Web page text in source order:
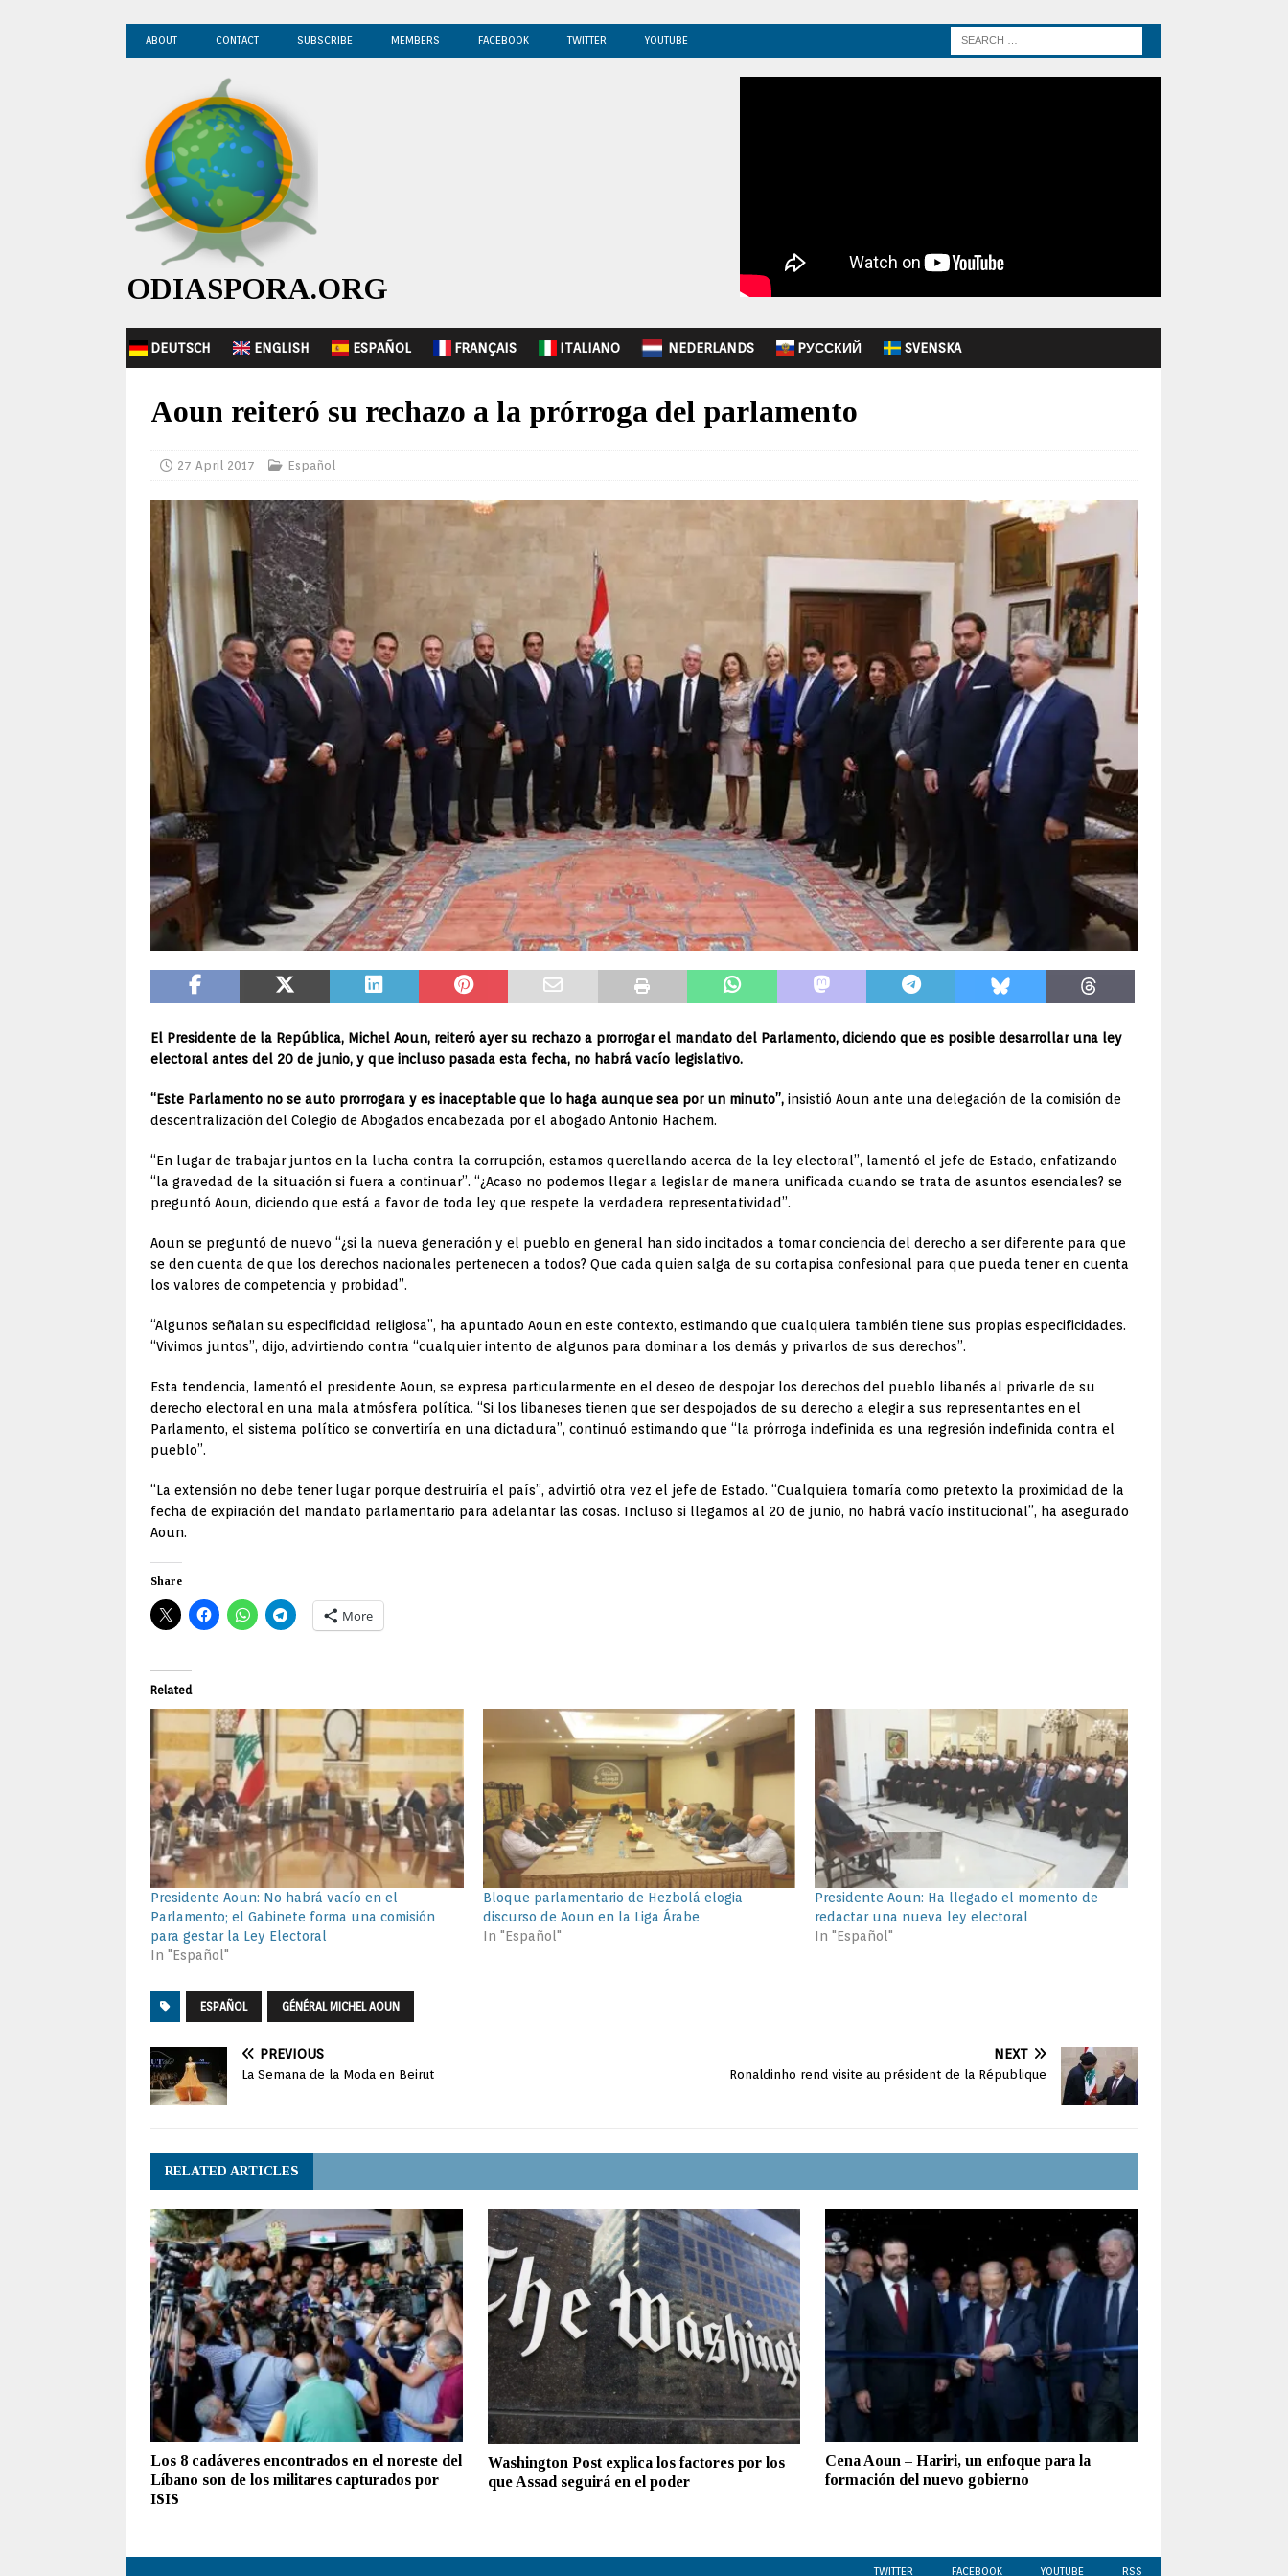
ABOUT CONTACT SUBSCRIBE MEMBERS FACEBOOK TWITTER YOUTUBE
ODIASPORA.ORG
DEUTSCH ENGLISH ESPAÑOL FRANÇAIS ITALIANO NEDERLANDS PУССКИЙ SVENSKA
Aoun reiteró su rechazo a la prórroga del parlamento
27 April 2017 Español
El Presidente de la República, Michel Aoun, reiteró ayer su rechazo a prorrogar el mandato del Parlamento, diciendo que es posible desarrollar una ley
electoral antes del 20 de junio, y que incluso pasada esta fecha, no habrá vacío legislativo.
“Este Parlamento no se auto prorrogara y es inaceptable que lo haga aunque sea por un minuto”, insistió Aoun ante una delegación de la comisión de
descentralización del Colegio de Abogados encabezada por el abogado Antonio Hachem.
“En lugar de trabajar juntos en la lucha contra la corrupción, estamos querellando acerca de la ley electoral”, lamentó el jefe de Estado, enfatizando
“la gravedad de la situación si fuera a continuar”. “¿Acaso no podemos llegar a legislar de manera unificada cuando se trata de asuntos esenciales? se
preguntó Aoun, diciendo que está a favor de toda ley que respete la verdadera representatividad”.
Aoun se preguntó de nuevo “¿si la nueva generación y el pueblo en general han sido incitados a tomar conciencia del derecho a ser diferente para que
se den cuenta de que los derechos nacionales pertenecen a todos? Que cada quien salga de su cortapisa confesional para que pueda tener en cuenta
los valores de competencia y probidad”.
“Algunos señalan su especificidad religiosa”, ha apuntado Aoun en este contexto, estimando que cualquiera también tiene sus propias especificidades.
“Vivimos juntos”, dijo, advirtiendo contra “cualquier intento de algunos para dominar a los demás y privarlos de sus derechos”.
Esta tendencia, lamentó el presidente Aoun, se expresa particularmente en el deseo de despojar los derechos del pueblo libanés al privarle de su
derecho electoral en una mala atmósfera política. “Si los libaneses tienen que ser despojados de su derecho a elegir a sus representantes en el
Parlamento, el sistema político se convertiría en una dictadura”, continuó estimando que “la prórroga indefinida es una regresión indefinida contra el
pueblo”.
“La extensión no debe tener lugar porque destruiría el país”, advirtió otra vez el jefe de Estado. “Cualquiera tomaría como pretexto la proximidad de la
fecha de expiración del mandato parlamentario para adelantar las cosas. Incluso si llegamos al 20 de junio, no habrá vacío institucional”, ha asegurado
Aoun.
Share
More
Related
Presidente Aoun: No habrá vacío en el
Parlamento; el Gabinete forma una comisión
para gestar la Ley Electoral
In "Español"
Bloque parlamentario de Hezbolá elogia
discurso de Aoun en la Liga Árabe
In "Español"
Presidente Aoun: Ha llegado el momento de
redactar una nueva ley electoral
In "Español"
ESPAÑOL GÉNÉRAL MICHEL AOUN
PREVIOUS
La Semana de la Moda en Beirut
NEXT
Ronaldinho rend visite au président de la République
RELATED ARTICLES
Los 8 cadáveres encontrados en el noreste del
Líbano son de los militares capturados por
ISIS
Washington Post explica los factores por los
que Assad seguirá en el poder
Cena Aoun – Hariri, un enfoque para la
formación del nuevo gobierno
TWITTER FACEBOOK YOUTUBE RSS